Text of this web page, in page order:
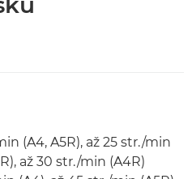
(A4, A5R), až 25 str./min
až 30 str./min (A4R)